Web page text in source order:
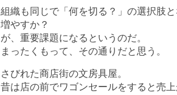
組織も同じで「何を切る？」の選択肢
増やすか？
が、重要課題になるというのだ。
まったくもって、その通りだと思う。
さびれた商店街の文房具屋。
昔は店の前でワゴンセールをすると売